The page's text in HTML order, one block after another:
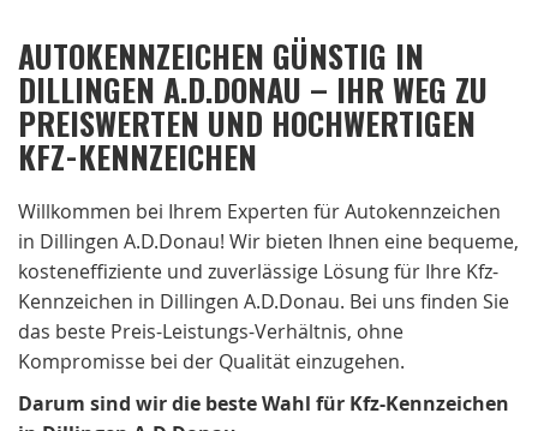
AUTOKENNZEICHEN GÜNSTIG IN
DILLINGEN A.D.DONAU – IHR WEG ZU
PREISWERTEN UND HOCHWERTIGEN
KFZ-KENNZEICHEN
Willkommen bei Ihrem Experten für Autokennzeichen
in Dillingen A.D.Donau! Wir bieten Ihnen eine bequeme,
kosteneffiziente und zuverlässige Lösung für Ihre Kfz-
Kennzeichen in Dillingen A.D.Donau. Bei uns finden Sie
das beste Preis-Leistungs-Verhältnis, ohne
Kompromisse bei der Qualität einzugehen.
Darum sind wir die beste Wahl für Kfz-Kennzeichen